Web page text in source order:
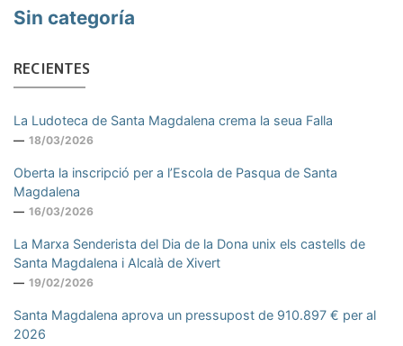
Sin categoría
RECIENTES
La Ludoteca de Santa Magdalena crema la seua Falla
18/03/2026
Oberta la inscripció per a l’Escola de Pasqua de Santa
Magdalena
16/03/2026
La Marxa Senderista del Dia de la Dona unix els castells de
Santa Magdalena i Alcalà de Xivert
19/02/2026
Santa Magdalena aprova un pressupost de 910.897 € per al
2026